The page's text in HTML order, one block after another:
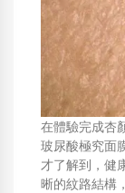
在體驗完成杏
玻尿酸極究面
才了解到，健
晰的紋路結構